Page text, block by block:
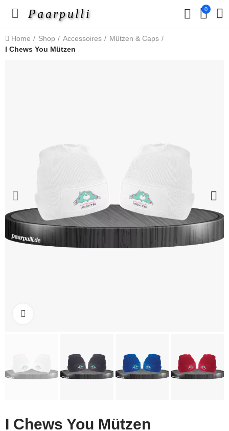
Paarpulli 0
Home Shop Accessoires
Mützen & Caps
I Chews You Mützen
I Chews You Mützen